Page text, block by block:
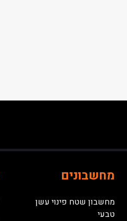
מחשבונים
מחשבון שטח פינוי עשן
טבעי